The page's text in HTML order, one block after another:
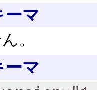
ーマ
。
ーマ